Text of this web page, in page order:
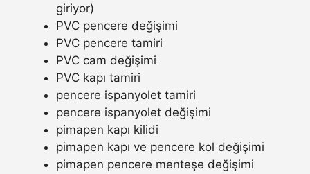
giriyor)
PVC pencere değişimi
PVC pencere tamiri
PVC cam değişimi
PVC kapı tamiri
pencere ispanyolet tamiri
pencere ispanyolet değişimi
pimapen kapı kilidi
pimapen kapı ve pencere kol değişimi
pimapen pencere menteşe değişimi